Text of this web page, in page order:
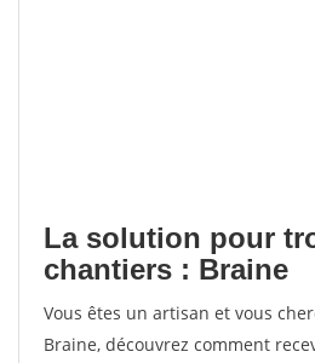
La solution pour
chantiers : Braine
Vous êtes un artisan et vous
Braine, découvrez comment